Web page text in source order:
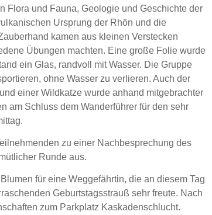
Flora und Fauna, Geologie und Geschichte der
Ursprung der Rhön und die
kamen aus kleinen Verstecken
Übungen machten. Eine große Folie wurde
ein Glas, randvoll mit Wasser. Die Gruppe
ohne Wasser zu verlieren. Auch der
einer Wildkatze wurde anhand mitgebrachter
am Schluss dem Wanderführer für den sehr
zu einer Nachbesprechung des
Runde aus.
für eine Weggefährtin, die an diesem Tag
Geburtstagsstrauß sehr freute. Nach
zum Parkplatz Kaskadenschlucht.